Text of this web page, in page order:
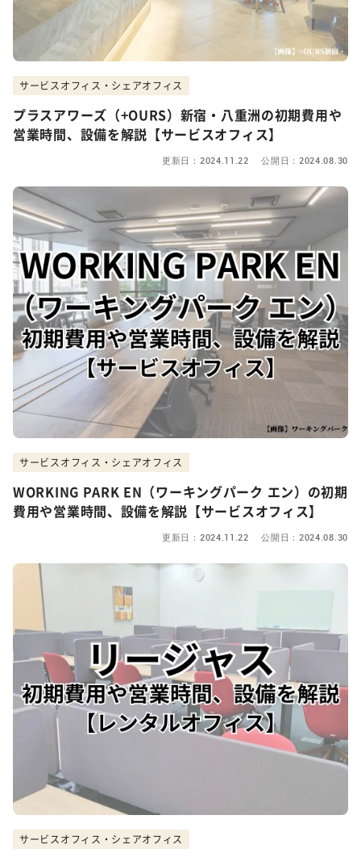
サービスオフィス・シェアオフィス
プラスアワーズ（+OURS）新宿・八重洲の初期費用や
営業時間、設備を解説【サービスオフィス】
更新日：2024.11.22 公開日：2024.08.30
サービスオフィス・シェアオフィス
WORKING PARK EN（ワーキングパーク エン）の初期
費用や営業時間、設備を解説【サービスオフィス】
更新日：2024.11.22 公開日：2024.08.30
サービスオフィス・シェアオフィス